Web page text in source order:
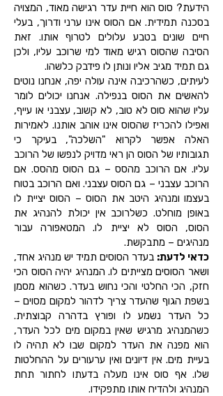
הידעת? סוס הוא חיית עדר רגישה מאוד, המצויה
בסכנה תמידית. אם הסוס אינו ערני ודרוך, בעלי
חיים שונים בטבע עלולים לטרוף אותו. זאת
הסיבה שהסוס רגיש מאוד למי שרוכב עליו, ולכן
גם תמיד מגיב אליו ונותן לו פידבק כלשהו.
לעיתים, כשהרכיבה אינה עולה יפה, אנחנו נוטים
להאשים את הסוס בנפילה. אנחנו יכולים לומר
עליו שהוא סוס לא טוב, לא קשוב, עצבני או עייף,
ואפילו להכריז שהסוס אינו אוהב אותנו. לאמירות
האלה אפשר לקרוא "השלכה", בעיקר כי
תגובותיו של הסוס הן ראי מדויק לנפשו של הרוכב
עליו. אם הרוכב מהסס – גם הסוס מהסס. אם
הרוכב עצבני – גם הסוס עצבני. ואם הרוכב בטוח
בעצמו ומנהיג היטב את הסוס – הסוס יציית לו
באופן מוחלט. כשלרוכב אין יכולת להנהיג את
הסוס, הסוס לא יציית לו. המטאפורה עבור
מנהיגים – מתבקשת.
כדאי לדעת: בעדר הסוסים תמיד יש מנהיג אחד,
ושאר הסוסים מצייתים לו. המנהיג יהיה הסוס הכי
חזק, הכי החלטי והכי נחוש בעדר. כשהוא מסמן
בשפת הגוף שהעדר צריך לדהור למקום מסוים –
כל העדר נשמע לו ופורץ בדהרה קבוצתית.
כשהמנהיג מרגיש שאין במקום מים לכל העדר,
הוא מפנה את העדר למקום שבו לא תהיה לו
בעיית מים. אין דיונים ואין ערעורים על ההחלטות
שלו. אף סוס אינו מעלה בדעתו לחתור תחת
המנהיג ולהדיח אותו מתפקידו.